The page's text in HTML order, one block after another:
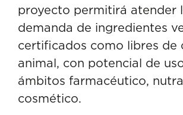
proyecto permitirá atender
demanda de ingredientes
certificados como libres de
animal, con potencial de
ámbitos farmacéutico,
cosmético.